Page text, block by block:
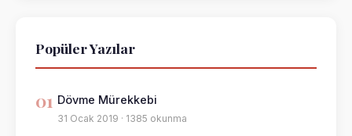
Popüler Yazılar
01 Dövme Mürekkebi
31 Ocak 2019 · 1385 okunma